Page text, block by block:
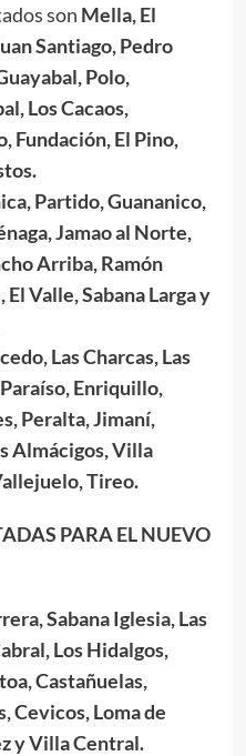
son Mella, El
Santiago, Pedro
Polo,
Los Cacaos,
Fundación, El Pino,
Partido, Guananico,
Jamao al Norte,
Arriba, Ramón
Valle, Sabana Larga y
Las Charcas, Las
Enriquillo,
Peralta, Jimaní,
Almácigos, Villa
Tireo.
PARA EL NUEVO
Sabana Iglesia, Las
Los Hidalgos,
Castañuelas,
Cevicos, Loma de
y Villa Central.